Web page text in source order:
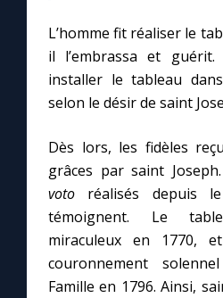
L’homme fit réaliser le
il l’embrassa et
installer le tableau
selon le désir de saint
Dès lors, les fidèles
grâces par saint
voto réalisés depuis
témoignent. Le
miraculeux en 1770,
couronnement
Famille en 1796. Ainsi,